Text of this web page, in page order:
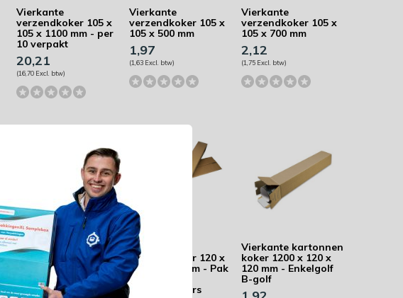
Vierkante
verzendkoker 105 x
105 x 1100 mm - per
10 verpakt
20,21
(16,70 Excl. btw)
Vierkante
verzendkoker 105 x
105 x 500 mm
1,97
(1,63 Excl. btw)
Vierkante
verzendkoker 105 x
105 x 700 mm
2,12
(1,75 Excl. btw)
Vierkante
verzendkoker 105 x
105 x 860 mm
2,27
Vierkante
verzendkoker 120 x
120 x 1600 mm - Pak
met 10
verzendkokers
Vierkante kartonnen
koker 1200 x 120 x
120 mm - Enkelgolf
B-golf